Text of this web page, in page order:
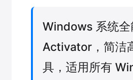
Windows 系统全
Activator，简洁
具，适用所有